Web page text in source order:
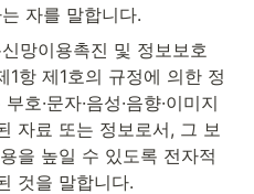
자를 말합니다.
망이용촉진 및 정보보호
항 제1호의 규정에 의한 정
호·문자·음성·음향·이미지
자료 또는 정보로서, 그 보
을 높일 수 있도록 전자적
것을 말합니다.